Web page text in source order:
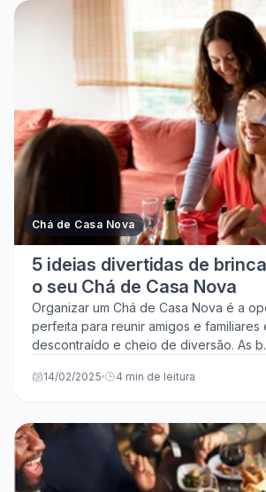
Chá de Casa Nova
5 ideias divertidas de
o seu Chá de Casa Nova
Organizar um Chá de Casa Nova é a
perfeita para reunir amigos e familiares
descontraído e cheio de diversão. As
14/02/2025 4 min de leitura